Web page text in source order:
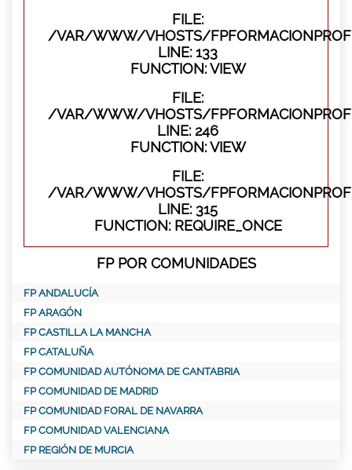
FILE:
/VAR/WWW/VHOSTS/
LINE: 133
FUNCTION: VIEW
FILE:
/VAR/WWW/VHOSTS/
LINE: 246
FUNCTION: VIEW
FILE:
/VAR/WWW/VHOSTS/
LINE: 315
FUNCTION: REQUIRE_ONCE
FP POR COMUNIDADES
FP ANDALUCÍA
FP ARAGÓN
FP CASTILLA LA MANCHA
FP CATALUÑA
FP COMUNIDAD AUTÓNOMA DE CANTABRIA
FP COMUNIDAD DE MADRID
FP COMUNIDAD FORAL DE NAVARRA
FP COMUNIDAD VALENCIANA
FP REGIÓN DE MURCIA